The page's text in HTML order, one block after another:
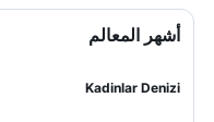
أشهر المعالم
Kadinlar Denizi